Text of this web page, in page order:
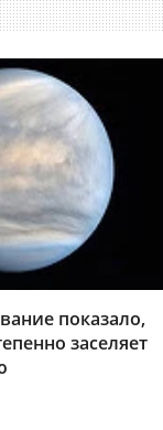
показало,
заселяет